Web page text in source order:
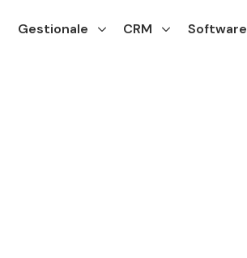
Gestionale CRM Software